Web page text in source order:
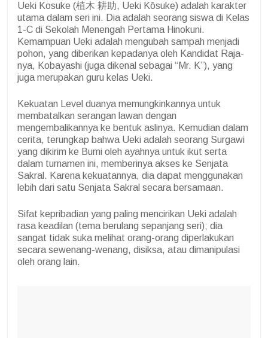
Ueki Kosuke (植木 耕助, Ueki Kōsuke) adalah karakter
utama dalam seri ini. Dia adalah seorang siswa di Kelas
1-C di Sekolah Menengah Pertama Hinokuni.
Kemampuan Ueki adalah mengubah sampah menjadi
pohon, yang diberikan kepadanya oleh Kandidat Raja-
nya, Kobayashi (juga dikenal sebagai “Mr. K”), yang
juga merupakan guru kelas Ueki.
Kekuatan Level duanya memungkinkannya untuk
membatalkan serangan lawan dengan
mengembalikannya ke bentuk aslinya. Kemudian dalam
cerita, terungkap bahwa Ueki adalah seorang Surgawi
yang dikirim ke Bumi oleh ayahnya untuk ikut serta
dalam turnamen ini, memberinya akses ke Senjata
Sakral. Karena kekuatannya, dia dapat menggunakan
lebih dari satu Senjata Sakral secara bersamaan.
Sifat kepribadian yang paling mencirikan Ueki adalah
rasa keadilan (tema berulang sepanjang seri); dia
sangat tidak suka melihat orang-orang diperlakukan
secara sewenang-wenang, disiksa, atau dimanipulasi
oleh orang lain.